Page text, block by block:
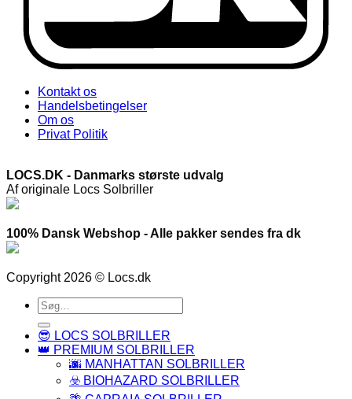
Kontakt os
Handelsbetingelser
Om os
Privat Politik
LOCS.DK - Danmarks største udvalg
Af originale Locs Solbriller
100% Dansk Webshop - Alle pakker sendes fra dk
Copyright 2026 © Locs.dk
Søg
efter:
😎 LOCS SOLBRILLER
👑 PREMIUM SOLBRILLER
🌆 MANHATTAN SOLBRILLER
☣️ BIOHAZARD SOLBRILLER